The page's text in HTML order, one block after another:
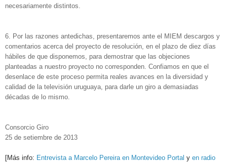
necesariamente distintos.
6. Por las razones antedichas, presentaremos ante el MIEM descargos y
comentarios acerca del proyecto de resolución, en el plazo de diez días
hábiles de que disponemos, para demostrar que las objeciones
planteadas a nuestro proyecto no corresponden. Confiamos en que el
desenlace de este proceso permita reales avances en la diversidad y
calidad de la televisión uruguaya, para darle un giro a demasiadas
décadas de lo mismo.
Consorcio Giro
25 de setiembre de 2013
[Más info: Entrevista a Marcelo Pereira en Montevideo Portal y en radio